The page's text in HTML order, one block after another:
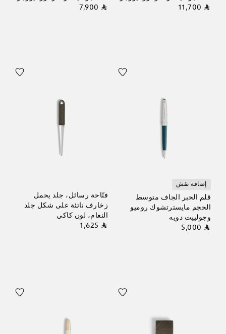
⃁ 11,700
⃁ 7,900
إضافة نقش
قلم الحبر الجاف متوسط
الحجم مايسترتشوك روميو
وجولييت دويه
⃁ 5,000
فتّاحة رسائل، جلد يحمل
زخارف ناتئة على شكل جلد
النعام، لون كاكي
⃁ 1,625